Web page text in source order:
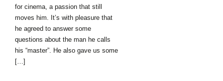
for cinema, a passion that still
moves him. It’s with pleasure that
he agreed to answer some
questions about the man he calls
his “master”. He also gave us some
[…]